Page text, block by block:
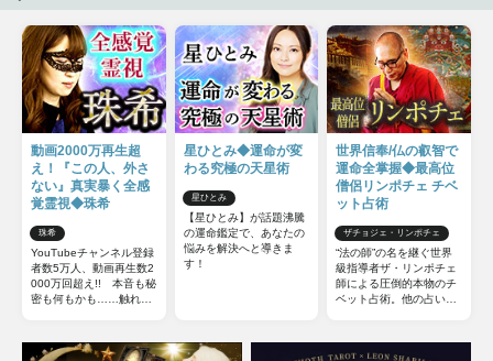
動画2000万再生超
え！『この人、外さ
ない』真実暴く全感
覚霊視◆珠希
珠希
YouTubeチャンネル登録
者数5万人、動画再生数2
000万回超え!! 本音も秘
密も何もかも……触れて
霊視をご体感下さい。
星ひとみ◆運命が変
わる究極の天星術
星ひとみ
【星ひとみ】が話題沸騰
の運命鑑定で、あなたの
悩みを解決へと導きま
す！
世界信奉/仏の叡智で
運命全掌握◆最高位
僧侶リンポチェ チベ
ット占術
ザチョジェ・リンポチェ
“法の師”の名を継ぐ世界
級指導者ザ・リンポチェ
師による圧倒的本物のチ
ベット占術。他の占いと
ょう。